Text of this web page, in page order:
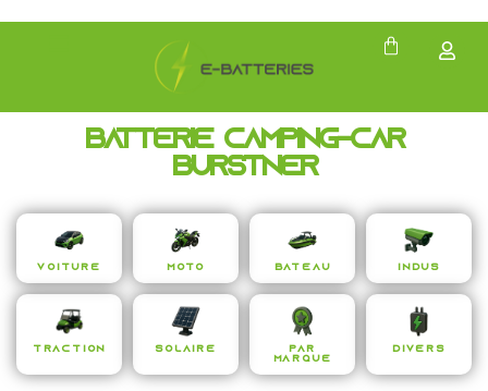
Batterie Camping-Car
Bürstner
Voiture Moto Bateau Indus
Traction Solaire
Par
Marque
Divers